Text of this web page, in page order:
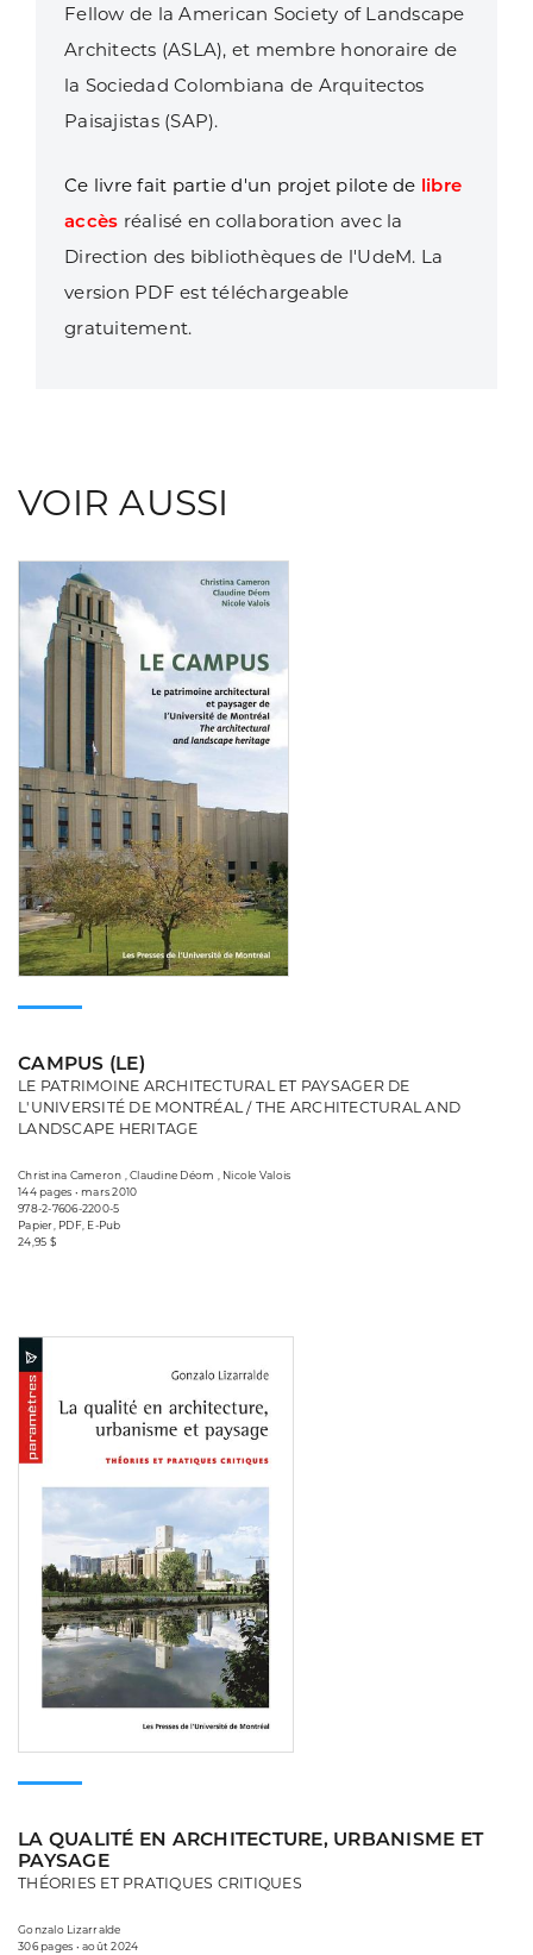
Fellow de la American Society of Landscape
Architects (ASLA), et membre honoraire de
la Sociedad Colombiana de Arquitectos
Paisajistas (SAP).
Ce livre fait partie d'un projet pilote de libre
accès réalisé en collaboration avec la
Direction des bibliothèques de l'UdeM. La
version PDF est téléchargeable
gratuitement.
VOIR AUSSI
CAMPUS (LE)
LE PATRIMOINE ARCHITECTURAL ET PAYSAGER DE
L'UNIVERSITÉ DE MONTRÉAL / THE ARCHITECTURAL AND
LANDSCAPE HERITAGE
Christina Cameron , Claudine Déom , Nicole Valois
144 pages • mars 2010
978-2-7606-2200-5
Papier, PDF, E-Pub
24,95 $
LA QUALITÉ EN ARCHITECTURE, URBANISME ET
PAYSAGE
THÉORIES ET PRATIQUES CRITIQUES
Gonzalo Lizarralde
306 pages • août 2024